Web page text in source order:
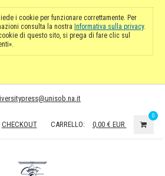
i cookie per funzionare correttamente. Per
consulta la nostra Informativa sulla privacy.
di questo sito, si prega di fare clic sul
CHECKOUT CARRELLO: 0,00 € EUR
0